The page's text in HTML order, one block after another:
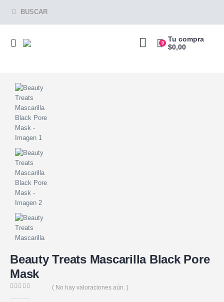
BUSCAR
0
Tu compra
$0,00
Beauty Treats Mascarilla Black Pore
Mask
( No hay valoraciones aún. )